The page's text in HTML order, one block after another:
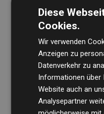
Die
regelmäßig unsere
Transparenz und
Diese
Cookies.
Wir verwenden
Anzeigen zu
Datenverkehr zu
Informationen über
Website auch an
Analysepartner